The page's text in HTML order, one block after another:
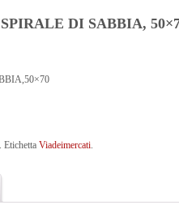
DI SABBIA,
. Etichetta Viadeimercati.